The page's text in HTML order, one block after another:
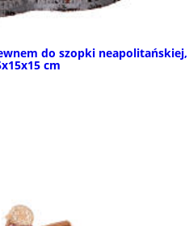
do szopki neapolitańskiej,
cm